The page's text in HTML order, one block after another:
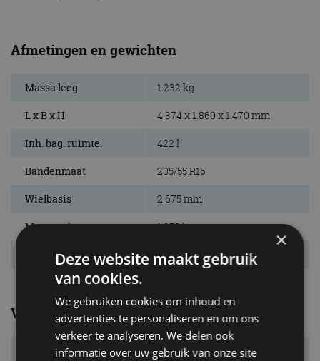
Afmetingen en gewichten
Massa leeg 1.232 kg
L x B x H 4.374 x 1.860 x 1.470 mm
Inh. bag. ruimte. 422 l
Bandenmaat 205/55 R16
Wielbasis 2.675 mm
Max. aanh. gew. 1.250 kg
Tankinhoud 52 l
Verbruik
Verbr. gecomb. 5,4 l/100km
×
Deze website maakt gebruik
van cookies.
We gebruiken cookies om inhoud en
advertenties te personaliseren en om ons
verkeer te analyseren. We delen ook
informatie over uw gebruik van onze site